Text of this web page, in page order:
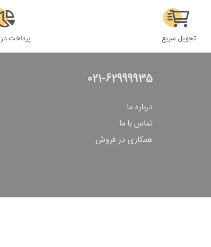
تحویل سریع پرداخت در 4 قسط
021-62999935
درباره ما
تماس با ما
همکاری در فروش